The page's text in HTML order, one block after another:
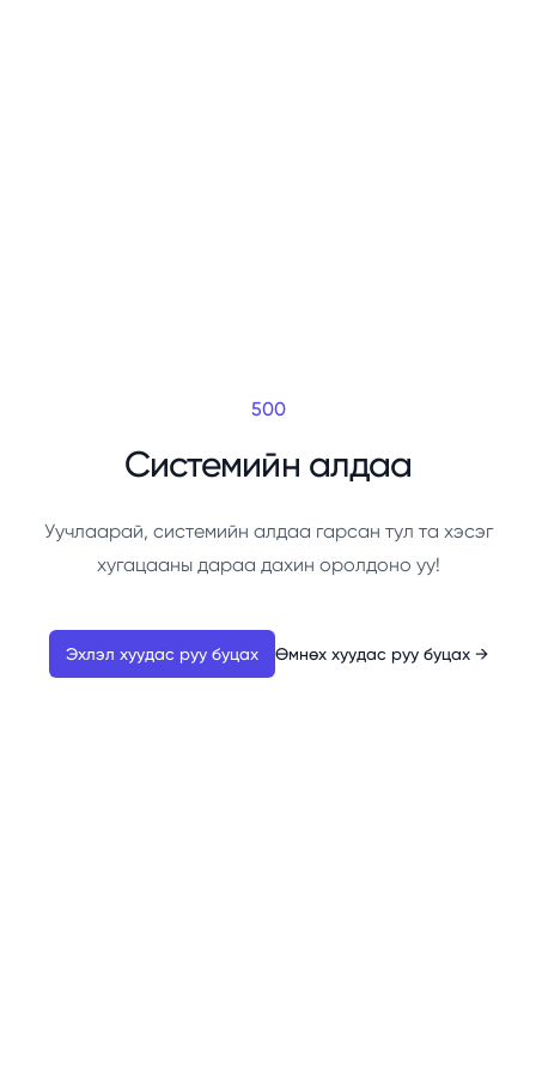
500
Системийн алдаа
Уучлаарай, системийн алдаа гарсан тул та хэсэг
хугацааны дараа дахин оролдоно уу!
Эхлэл хуудас руу буцах Өмнөх хуудас руу буцах →